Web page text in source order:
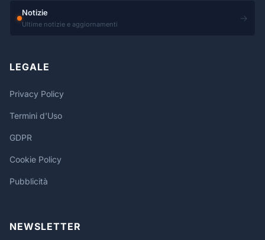
Notizie
Ultime notizie e aggiornamenti
→
LEGALE
Privacy Policy
Termini d'Uso
GDPR
Cookie Policy
Pubblicità
NEWSLETTER